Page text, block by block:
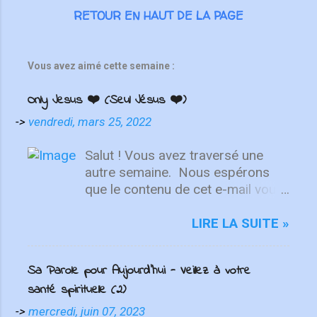
régulièrement du temps avec
mêmes choses m'éloignaient
frustrée parce qu...
RETOUR EN HAUT DE LA PAGE
Vous avez aimé cette semaine :
Only Jesus ❤️ (Seul Jésus ❤️)
-> vendredi, mars 25, 2022
Salut ! Vous avez traversé une
autre semaine. ⁣ Nous espérons
que le contenu de cet e-mail vous
Christ. Quelle que soit la semaine
est une nouvelle chance de se
détendre et de se reposer en Lui.
"Puisque vous êtes ressuscités
LIRE LA SUITE »
Sa Parole pour Aujourd'hui - Veillez à votre
santé spirituelle (2)
-> mercredi, juin 07, 2023